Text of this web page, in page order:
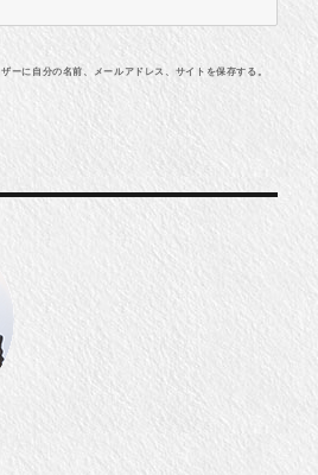
ーに自分の名前、メールアドレス、サイトを保存する。